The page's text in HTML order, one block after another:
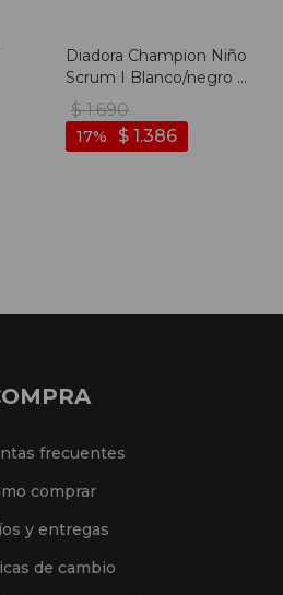
Diadora Champion Niño
Scrum I Blanco/negro -
Blanco-negro
$ 1.690
$ 1.386
17
frecuentes
comprar
y entregas
de cambio